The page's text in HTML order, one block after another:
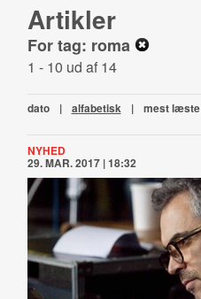
Artikler
For tag: roma
1 - 10 ud af 14
dato | alfabetisk | mest læste
NYHED
29. MAR. 2017 | 18:32